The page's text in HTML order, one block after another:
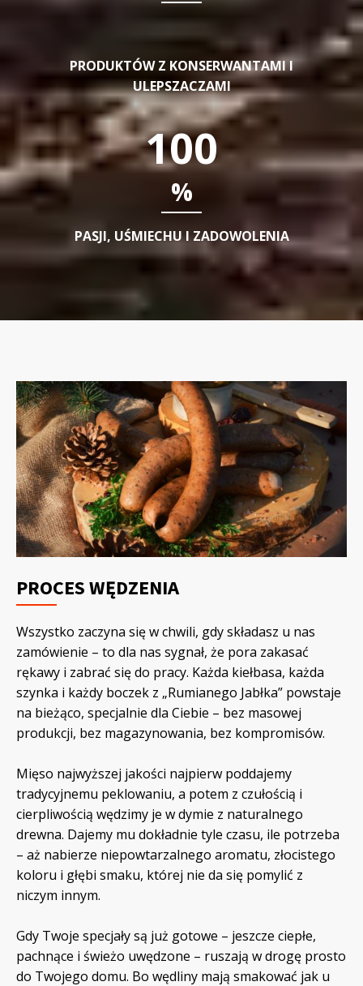
PRODUKTÓW Z KONSERWANTAMI I
ULEPSZACZAMI
100
%
PASJI, UŚMIECHU I ZADOWOLENIA
PROCES WĘDZENIA
Wszystko zaczyna się w chwili, gdy składasz u nas
zamówienie – to dla nas sygnał, że pora zakasać
rękawy i zabrać się do pracy. Każda kiełbasa, każda
szynka i każdy boczek z „Rumianego Jabłka” powstaje
na bieżąco, specjalnie dla Ciebie – bez masowej
produkcji, bez magazynowania, bez kompromisów.
Mięso najwyższej jakości najpierw poddajemy
tradycyjnemu peklowaniu, a potem z czułością i
cierpliwością wędzimy je w dymie z naturalnego
drewna. Dajemy mu dokładnie tyle czasu, ile potrzeba
– aż nabierze niepowtarzalnego aromatu, złocistego
koloru i głębi smaku, której nie da się pomylić z
niczym innym.
Gdy Twoje specjały są już gotowe – jeszcze ciepłe,
pachnące i świeżo uwędzone – ruszają w drogę prosto
do Twojego domu. Bo wędliny mają smakować jak u